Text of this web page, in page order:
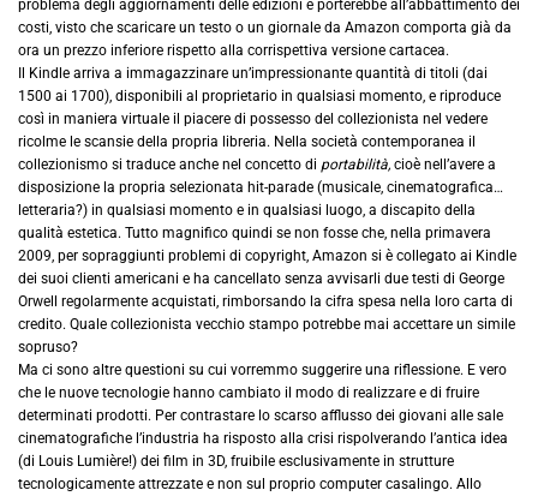
problema degli aggiornamenti delle edizioni e porterebbe all’abbattimento dei
costi, visto che scaricare un testo o un giornale da Amazon comporta già da
ora un prezzo inferiore rispetto alla corrispettiva versione cartacea.
Il Kindle arriva a immagazzinare un’impressionante quantità di titoli (dai
1500 ai 1700), disponibili al proprietario in qualsiasi momento, e riproduce
così in maniera virtuale il piacere di possesso del collezionista nel vedere
ricolme le scansie della propria libreria. Nella società contemporanea il
collezionismo si traduce anche nel concetto di portabilità, cioè nell’avere a
disposizione la propria selezionata hit-parade (musicale, cinematografica…
letteraria?) in qualsiasi momento e in qualsiasi luogo, a discapito della
qualità estetica. Tutto magnifico quindi se non fosse che, nella primavera
2009, per sopraggiunti problemi di copyright, Amazon si è collegato ai Kindle
dei suoi clienti americani e ha cancellato senza avvisarli due testi di George
Orwell regolarmente acquistati, rimborsando la cifra spesa nella loro carta di
credito. Quale collezionista vecchio stampo potrebbe mai accettare un simile
sopruso?
Ma ci sono altre questioni su cui vorremmo suggerire una riflessione. E vero
che le nuove tecnologie hanno cambiato il modo di realizzare e di fruire
determinati prodotti. Per contrastare lo scarso afflusso dei giovani alle sale
cinematografiche l’industria ha risposto alla crisi rispolverando l’antica idea
(di Louis Lumière!) dei film in 3D, fruibile esclusivamente in strutture
tecnologicamente attrezzate e non sul proprio computer casalingo. Allo